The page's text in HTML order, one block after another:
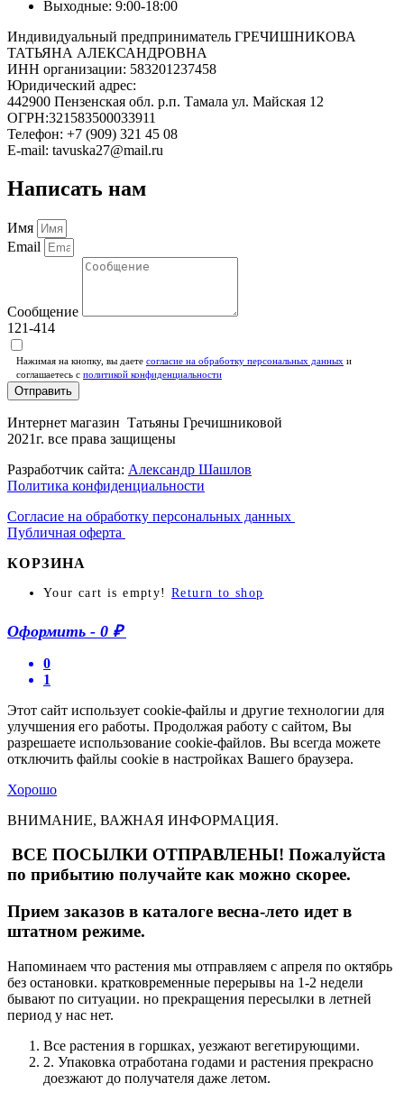
Выходные: 9:00-18:00
Индивидуальный предприниматель ГРЕЧИШНИКОВА
ТАТЬЯНА АЛЕКСАНДРОВНА
ИНН организации: 583201237458
Юридический адрес:
442900 Пензенская обл. р.п. Тамала ул. Майская 12
ОГРН:321583500033911
Телефон: +7 (909) 321 45 08
E-mail: tavuska27@mail.ru
Написать нам
Имя
Email
Сообщение
121-414
Нажимая на кнопку, вы даете согласие на обработку персональных данных и
соглашаетесь c политикой конфиденциальности
Отправить
Интернет магазин Татьяны Гречишниковой
2021г. все права защищены
Разработчик сайта: Александр Шашлов
Политика конфиденциальности
Согласие на обработку персональных данных
Публичная оферта
КОРЗИНА
Your cart is empty! Return to shop
Оформить - 0 ₽
0
1
Этот сайт использует cookie-файлы и другие технологии для
улучшения его работы. Продолжая работу с сайтом, Вы
разрешаете использование cookie-файлов. Вы всегда можете
отключить файлы cookie в настройках Вашего браузера.
Хорошо
ВНИМАНИЕ, ВАЖНАЯ ИНФОРМАЦИЯ.
ВСЕ ПОСЫЛКИ ОТПРАВЛЕНЫ! Пожалуйста
по прибытию получайте как можно скорее.
Прием заказов в каталоге весна-лето идет в
штатном режиме.
Напоминаем что растения мы отправляем с апреля по октябрь
без остановки. кратковременные перерывы на 1-2 недели
бывают по ситуации. но прекращения пересылки в летней
период у нас нет.
Все растения в горшках, уезжают вегетирующими.
2. Упаковка отработана годами и растения прекрасно
доезжают до получателя даже летом.